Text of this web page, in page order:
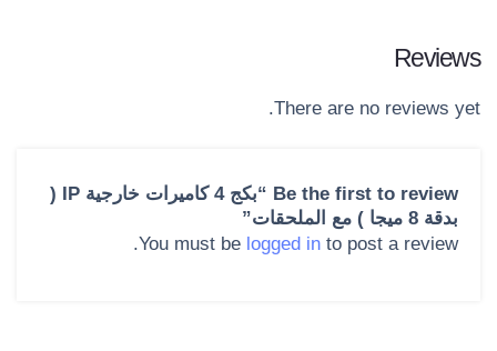
Reviews
There are no reviews yet.
Be the first to review “بكج 4 كاميرات خارجية IP (
بدقة 8 ميجا ) مع الملحقات”
You must be logged in to post a review.